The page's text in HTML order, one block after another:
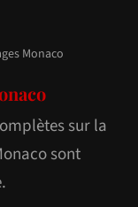
Monaco
sur la
sont